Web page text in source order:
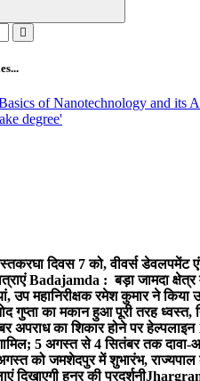
of Nanotechnology and its
degree'
दिवस 7 को, वीवर्स डेवलपमेंट
Badajamda : बड़ा जामदा
उप महानिरीक्षक रमेश कुमार ने किया
गुप्ता का मकान हुआ पूरी तरह ध्वस्त,
अपराध का शिकार होने पर
5 अगस्त से 4 सितंबर तक दावा-
अगस्त को जमशेदपुर में शुभारंभ,
दिखाएगी हुनर की प्रदर्शनी